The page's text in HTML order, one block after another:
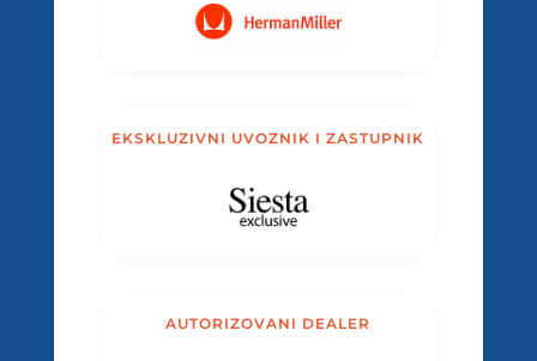
EKSKLUZIVNI UVOZNIK I ZASTUPNIK
AUTORIZOVANI DEALER